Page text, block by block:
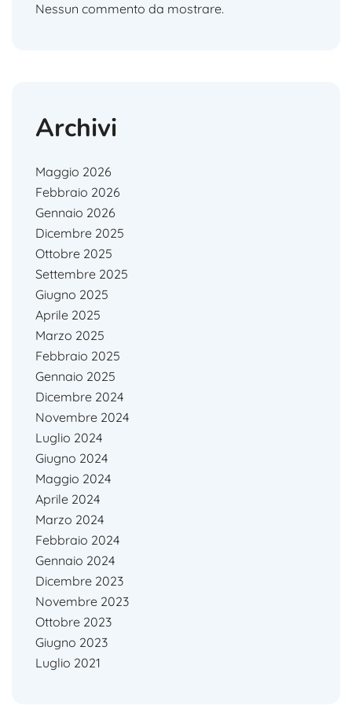
Nessun commento da mostrare.
Archivi
Maggio 2026
Febbraio 2026
Gennaio 2026
Dicembre 2025
Ottobre 2025
Settembre 2025
Giugno 2025
Aprile 2025
Marzo 2025
Febbraio 2025
Gennaio 2025
Dicembre 2024
Novembre 2024
Luglio 2024
Giugno 2024
Maggio 2024
Aprile 2024
Marzo 2024
Febbraio 2024
Gennaio 2024
Dicembre 2023
Novembre 2023
Ottobre 2023
Giugno 2023
Luglio 2021